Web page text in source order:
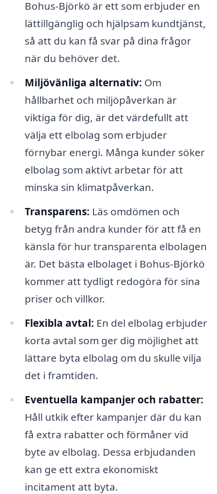
Bohus-Björkö är ett som erbjuder en
lättillgänglig och hjälpsam kundtjänst,
så att du kan få svar på dina frågor
när du behöver det.
Miljövänliga alternativ: Om
hållbarhet och miljöpåverkan är
viktiga för dig, är det värdefullt att
välja ett elbolag som erbjuder
förnybar energi. Många kunder söker
elbolag som aktivt arbetar för att
minska sin klimatpåverkan.
Transparens: Läs omdömen och
betyg från andra kunder för att få en
känsla för hur transparenta elbolagen
är. Det bästa elbolaget i Bohus-Björkö
kommer att tydligt redogöra för sina
priser och villkor.
Flexibla avtal: En del elbolag erbjuder
korta avtal som ger dig möjlighet att
lättare byta elbolag om du skulle vilja
det i framtiden.
Eventuella kampanjer och rabatter:
Håll utkik efter kampanjer där du kan
få extra rabatter och förmåner vid
byte av elbolag. Dessa erbjudanden
kan ge ett extra ekonomiskt
incitament att byta.